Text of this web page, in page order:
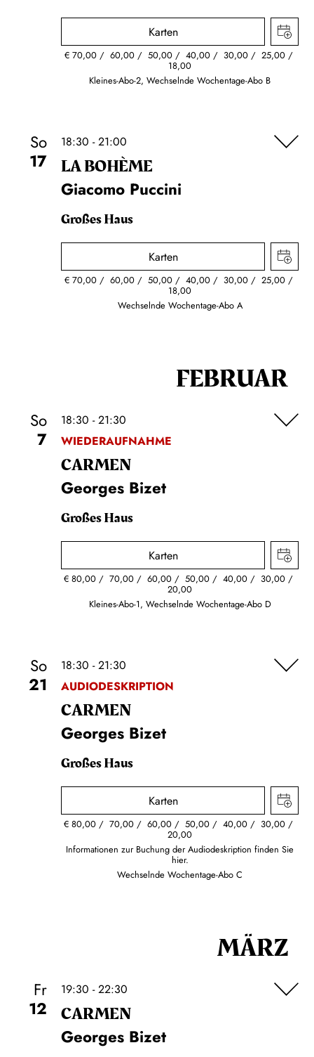
Karten
€ 70,00 60,00 50,00 40,00 30,00 25,00
18,00
Kleines-Abo-2, Wechselnde Wochentage-Abo B
So
17
18:30 - 21:00
LA BOHÈME
Giacomo Puccini
Großes Haus
Karten
€ 70,00 60,00 50,00 40,00 30,00 25,00
18,00
Wechselnde Wochentage-Abo A
FEBRUAR
So
7
18:30 - 21:30
WIEDERAUFNAHME
CARMEN
Georges Bizet
Großes Haus
Karten
€80,00 70,00 60,00 50,00 40,00 30,00
20,00
Kleines-Abo-1, Wechselnde Wochentage-Abo D
So
21
18:30 - 21:30
AUDIODESKRIPTION
CARMEN
Georges Bizet
Großes Haus
Karten
€80,00 70,00 60,00 50,00 40,00 30,00
20,00
Informationen zur Buchung der Audiodeskription finden Sie
hier.
Wechselnde Wochentage-Abo C
MÄRZ
Fr
12
19:30 - 22:30
CARMEN
Georges Bizet